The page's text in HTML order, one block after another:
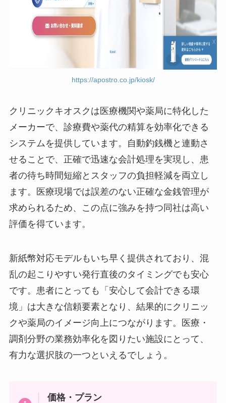
https://apostro.co.jp/kiosk/
クリニックキオスクは医療機関や薬局に特化した
メーカーで、診療費や薬代の精算を効率化できる
システムを提供しています。自動釣銭機と連動さ
せることで、正確で迅速な会計処理を実現し、患
者の待ち時間短縮とスタッフの負担軽減を両立し
ます。医療現場では誤差のない正確な金銭管理が
求められるため、この点に強みを持つ同社は高い
評価を得ています。
新紙幣対応モデルもいち早く提供されており、混
乱の起こりやすい発行直後のタイミングでも安心
です。患者にとっても「安心して会計できる環
境」は大きな信頼要素となり、結果的にクリニッ
クや薬局のイメージ向上につながります。医療・
調剤分野の業務効率化を図りたい施設にとって、
有力な選択肢の一つといえるでしょう。
価格・プラン